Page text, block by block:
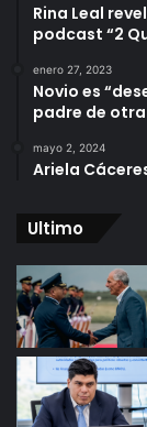
Rina Leal
podcast “2
enero 27, 2023
Novio es
padre de
mayo 2, 2024
Ariela
Ultimo